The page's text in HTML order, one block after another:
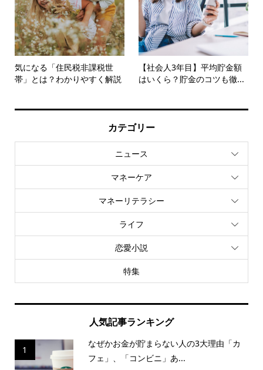
気になる「住民税非課税世
帯」とは？わかりやすく解説
【社会人3年目】平均貯金額
はいくら？貯金のコツも徹...
カテゴリー
ニュース
マネーケア
マネーリテラシー
ライフ
恋愛小説
特集
人気記事ランキング
1
なぜかお金が貯まらない人の3大理由「カ
フェ」、「コンビニ」あ...